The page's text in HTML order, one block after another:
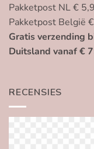
Pakketpost NL €
Pakketpost België
Gratis verzending
Duitsland vanaf €
RECENSIES